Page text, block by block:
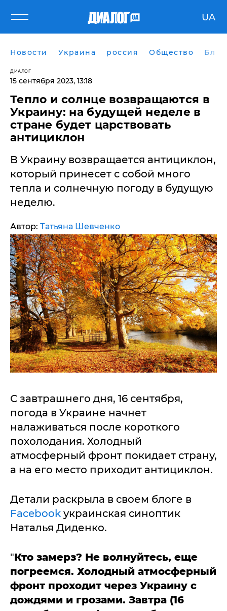
UA
Новости Украина россия Общество
ДИАЛОГ
15 сентября 2023, 13:18
​Тепло и солнце возвращаются в
Украину: на будущей неделе в
стране будет царствовать
антициклон
В Украину возвращается антициклон,
который принесет с собой много
тепла и солнечную погоду в будущую
неделю.
Автор: Татьяна Шевченко
С завтрашнего дня, 16 сентября,
погода в Украине начнет
налаживаться после короткого
похолодания. Холодный
атмосферный фронт покидает страну,
а на его место приходит антициклон.
Детали раскрыла в своем блоге в
Facebook украинская синоптик
Наталья Диденко.
"Кто замерз? Не волнуйтесь, еще
погреемся. Холодный атмосферный
фронт проходит через Украину с
дождями и грозами. Завтра (16